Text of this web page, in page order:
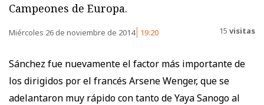
Campeones de Europa.
Miércoles 26 de noviembre de 2014 19:20 15 visitas
Sánchez fue nuevamente el factor más importante de
los dirigidos por el francés Arsene Wenger, que se
adelantaron muy rápido con tanto de Yaya Sanogo al